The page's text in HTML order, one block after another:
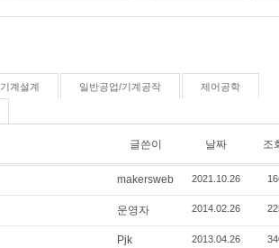
기계설계 일반공업/기계공작 제어공학
글쓴이 날짜 조
makersweb 2021.10.26
운영자 2014.02.26
Pjk 2013.04.26